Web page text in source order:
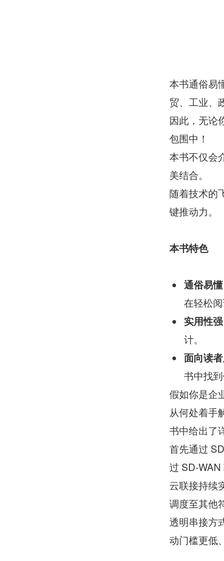
本书通俗易
贸、工业、
因此，无论
包围中！
本书不仅会
美结合。
随着技术的
键推动力。
本书特色
通俗易懂
在轻松阅
实用性强
计。
面向读者
书中找到
假如你是企
从何处着手
书中给出了
首先通过
过 SD-
云联接持续
调度至其他
透明串接方
动门槛更低